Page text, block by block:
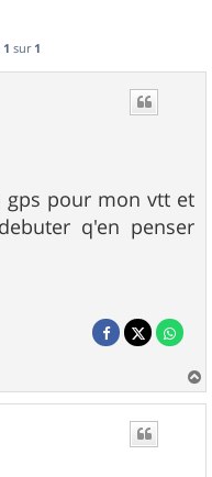
1 sur 1
gps pour mon vtt et
q'en penser
a